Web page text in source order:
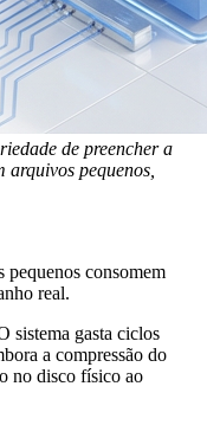
de preencher a
pequenos,
pequenos consomem
real.
sistema gasta ciclos
a compressão do
no disco físico ao